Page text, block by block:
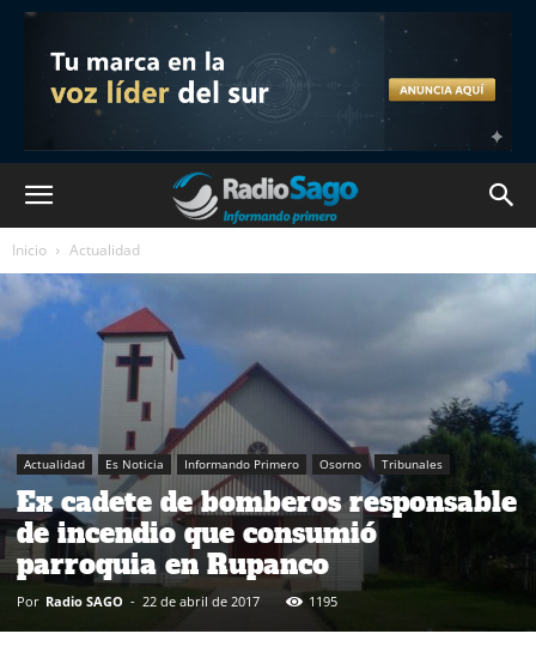
Inicio Actualidad
Actualidad Es Noticia Informando Primero Osorno Tribunales
Ex cadete de bomberos responsable
de incendio que consumió
parroquia en Rupanco
Por Radio SAGO - 22 de abril de 2017 1195